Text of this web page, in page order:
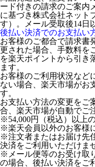
ード付きの請求のご案内
に基づき株式会社ネット
す）。メール受取後14日
後払い決済でのお支払い
お客様のご都合で請求書
更された場合、手数料を
を楽天ポイントから引き
ます。
お客様のご利用状況など
ない場合、楽天市場がお
す。
お支払い方法の変更をご
合、楽天市場が自動でご
※54,000円（税込）以上
※楽天会員以外のお客様
※注文者またはお届け先
決済をご利用いただけま
※メール便等のお受け取
の場合、後払い決済をご